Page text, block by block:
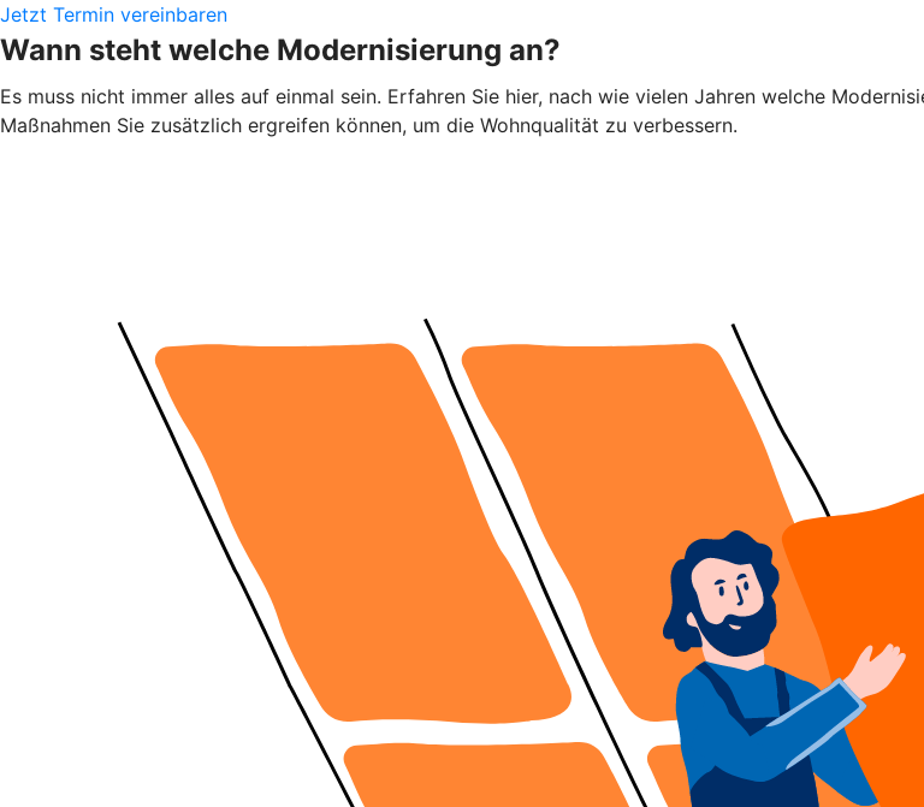
Jetzt Termin vereinbaren
Wann steht welche Modernisierung an?
Es muss nicht immer alles auf einmal sein. Erfahren Sie hier, nach wie vielen Jahren welche
Maßnahmen Sie zusätzlich ergreifen können, um die Wohnqualität zu verbessern.